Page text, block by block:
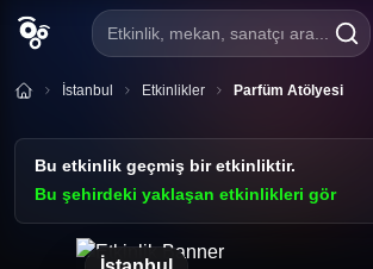
Etkinlik, mekan, sanatçı ara...
İstanbul Etkinlikler Parfüm Atölyesi
Bu etkinlik geçmiş bir etkinliktir.
Bu şehirdeki yaklaşan etkinlikleri gör